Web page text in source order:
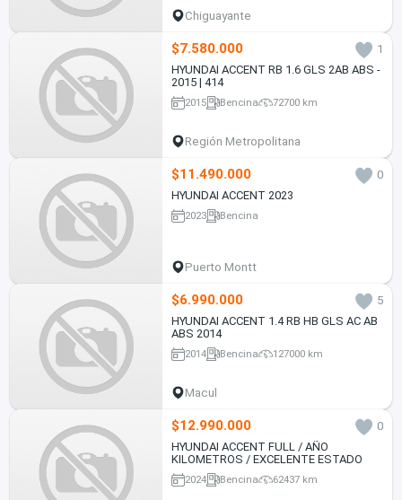
Chiguayante
$7.580.000
1
HYUNDAI ACCENT RB 1.6 GLS 2AB ABS -
2015 | 414
2015 Bencina 72700 km
Región Metropolitana
$11.490.000
0
HYUNDAI ACCENT 2023
2023 Bencina
Puerto Montt
$6.990.000
5
HYUNDAI ACCENT 1.4 RB HB GLS AC AB
ABS 2014
2014 Bencina 127000 km
Macul
$12.990.000
0
HYUNDAI ACCENT FULL / AÑO
KILOMETROS / EXCELENTE ESTADO
2024 Bencina 62437 km